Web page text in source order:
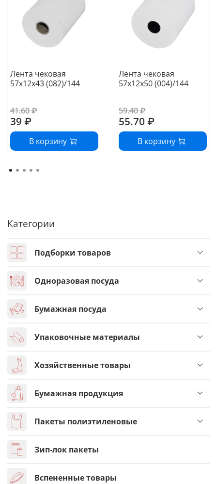
Лента чековая
57х12х43 (082)/144
41.60 ₽
39 ₽
В корзину
Лента чековая
57х12х50 (004)/144
59.40 ₽
55.70 ₽
В корзину
Категории
Подборки товаров
Одноразовая посуда
Бумажная посуда
Упаковочные материалы
Хозяйственные товары
Бумажная продукция
Пакеты полиэтиленовые
Зип-лок пакеты
Вспененные товары